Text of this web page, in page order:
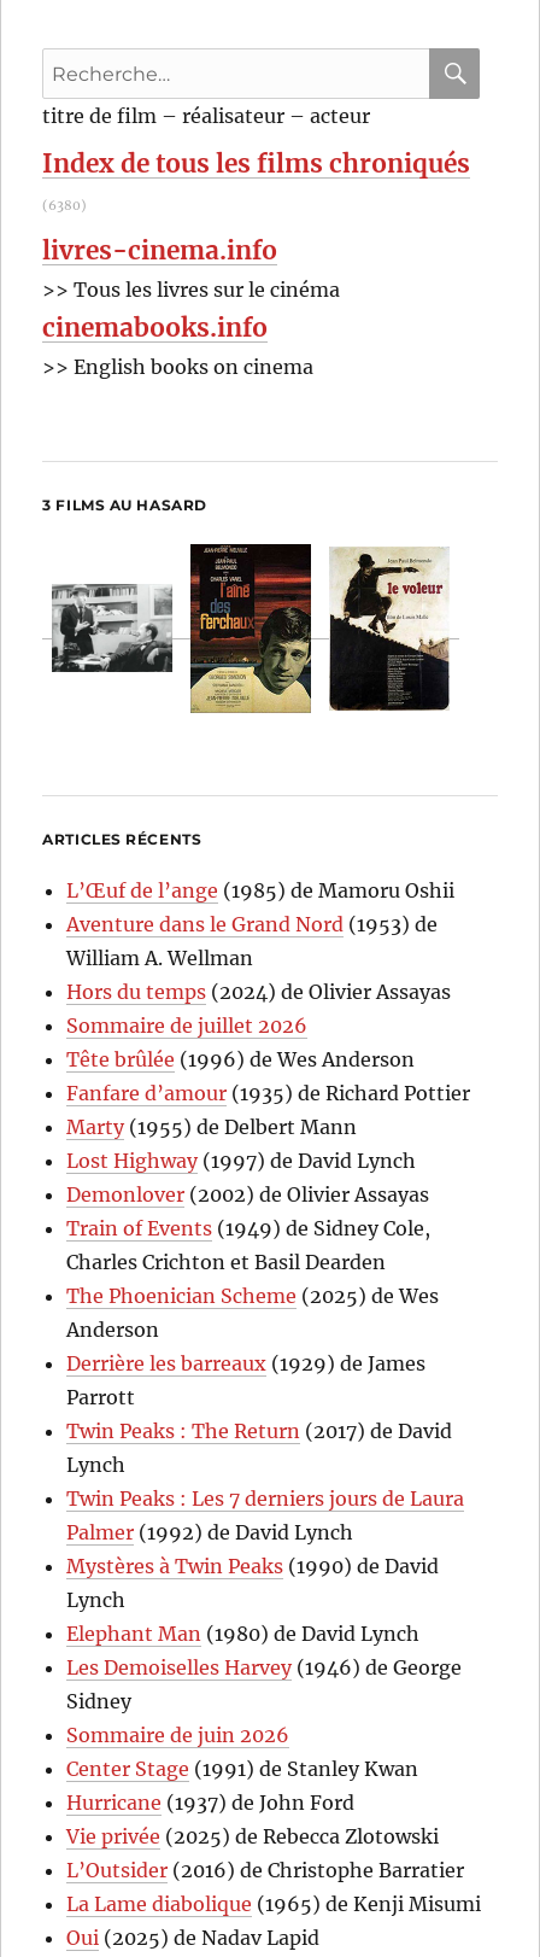
Recherche
pour
:
titre de film – réalisateur – acteur
Index de tous les films chroniqués
(6380)
livres-cinema.info
>> Tous les livres sur le cinéma
cinemabooks.info
>> English books on cinema
3 FILMS AU HASARD
ARTICLES RÉCENTS
L’Œuf de l’ange (1985) de Mamoru Oshii
Aventure dans le Grand Nord (1953) de
William A. Wellman
Hors du temps (2024) de Olivier Assayas
Sommaire de juillet 2026
Tête brûlée (1996) de Wes Anderson
Fanfare d’amour (1935) de Richard Pottier
Marty(1955) de Delbert Mann
Lost Highway(1997) de David Lynch
Demonlover (2002) de Olivier Assayas
Train of Events (1949) de Sidney Cole,
Charles Crichton et Basil Dearden
The Phoenician Scheme (2025) de Wes
Anderson
Derrière les barreaux (1929) de James
Parrott
Twin Peaks : The Return (2017) de David
Lynch
Twin Peaks : Les 7 derniers jours de Laura
Palmer (1992) de David Lynch
Mystères à Twin Peaks (1990) de David
Lynch
Elephant Man (1980) de David Lynch
Les Demoiselles Harvey(1946) de George
Sidney
Sommaire de juin 2026
Center Stage (1991) de Stanley Kwan
Hurricane (1937) de John Ford
Vie privée (2025) de Rebecca Zlotowski
L’Outsider (2016) de Christophe Barratier
La Lame diabolique (1965) de Kenji Misumi
Oui (2025) de Nadav Lapid